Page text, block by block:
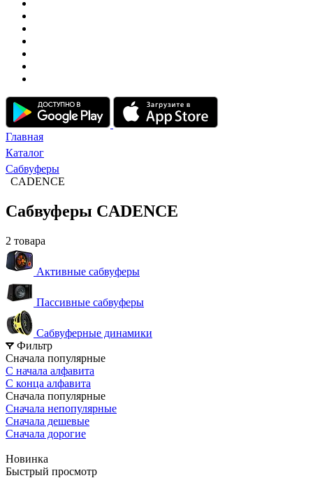
Главная
Каталог
Сабвуферы
CADENCE
Сабвуферы CADENCE
2 товара
Активные сабвуферы
Пассивные сабвуферы
Сабвуферные динамики
Фильтр
Сначала популярные
С начала алфавита
С конца алфавита
Сначала популярные
Сначала непопулярные
Сначала дешевые
Сначала дорогие
Новинка
Быстрый просмотр